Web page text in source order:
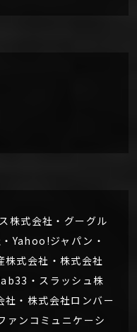
株式会社・グーグル
Yahoo!ジャパン・
株式会社・株式会社
・スラッシュ株
社・株式会社ロンバー
ァンコミュニケーシ